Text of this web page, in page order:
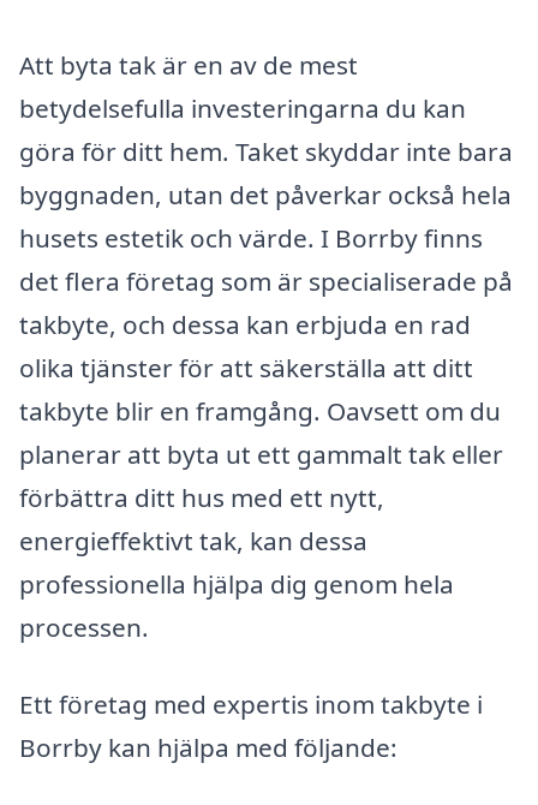
Att byta tak är en av de mest
betydelsefulla investeringarna du kan
göra för ditt hem. Taket skyddar inte bara
byggnaden, utan det påverkar också hela
husets estetik och värde. I Borrby finns
det flera företag som är specialiserade på
takbyte, och dessa kan erbjuda en rad
olika tjänster för att säkerställa att ditt
takbyte blir en framgång. Oavsett om du
planerar att byta ut ett gammalt tak eller
förbättra ditt hus med ett nytt,
energieffektivt tak, kan dessa
professionella hjälpa dig genom hela
processen.
Ett företag med expertis inom takbyte i
Borrby kan hjälpa med följande: